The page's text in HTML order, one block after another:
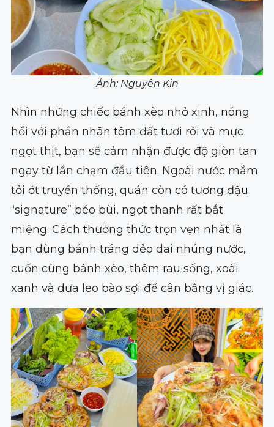
Ảnh: Nguyên Kin
Nhìn những chiếc bánh xèo nhỏ xinh, nóng
hổi với phần nhân tôm đất tươi rói và mực
ngọt thịt, bạn sẽ cảm nhận được độ giòn tan
ngay từ lần chạm đầu tiên. Ngoài nước mắm
tỏi ớt truyền thống, quán còn có tương đậu
“signature” béo bùi, ngọt thanh rất bắt
miệng. Cách thưởng thức trọn vẹn nhất là
bạn dùng bánh tráng dẻo dai nhúng nước,
cuốn cùng bánh xèo, thêm rau sống, xoài
xanh và dưa leo bào sợi để cân bằng vị giác.